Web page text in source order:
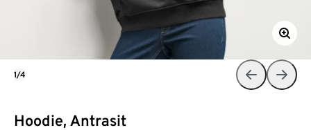
Hoodie, Antrasit
1/4